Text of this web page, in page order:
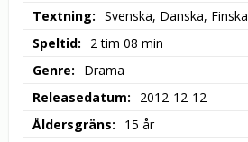
Textning
Svenska, Danska, Finska
Speltid
2 tim 08 min
Genre
Drama
Releasedatum
2012-12-12
Åldersgräns
15 år